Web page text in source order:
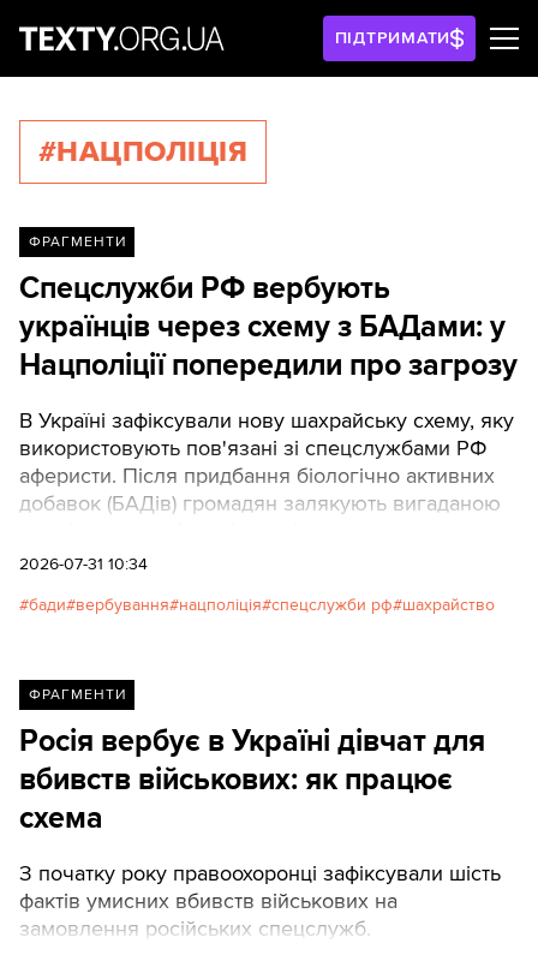
ПІДТРИМАТИ
#НАЦПОЛІЦІЯ
ФРАГМЕНТИ
Спецслужби РФ вербують
українців через схему з БАДами: у
Нацполіції попередили про загрозу
В Україні зафіксували нову шахрайську схему, яку
використовують пов'язані зі спецслужбами РФ
аферисти. Після придбання біологічно активних
добавок (БАДів) громадян залякують вигаданою
виконувати злочинні вказівки.
2026-07-31 10:34
бади вербування нацполіція спецслужби рф шахрайство
ФРАГМЕНТИ
Росія вербує в Україні дівчат для
вбивств військових: як працює
схема
З початку року правоохоронці зафіксували шість
фактів умисних вбивств військових на
замовлення російських спецслужб.